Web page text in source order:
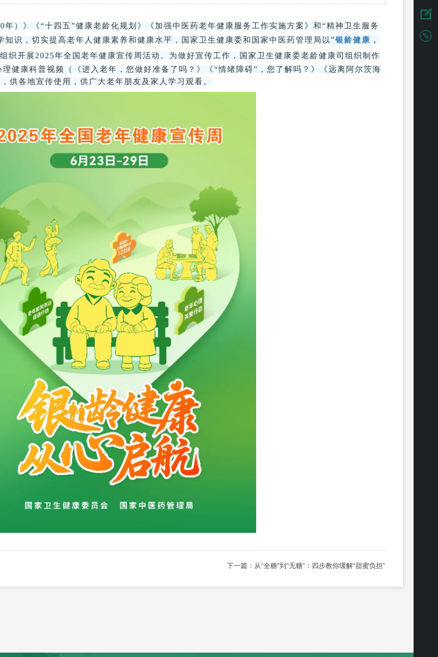
》《“十四五”健康老龄化规划》《加强中医药老年健康服务工作实施方案》和“精神卫生服务
识，切实提高老年人健康素养和健康水平，国家卫生健康委和国家中医药管理局以 “银龄健康，
织开展2025年全国老年健康宣传周活动。为做好宣传工作，国家卫生健康委老龄健康司组织制作
健康科普视频（《进入老年，您做好准备了吗？》《“情绪障碍”，您了解吗？》《远离阿尔茨海
供各地宣传使用，供广大老年朋友及家人学习观看。
下一篇： 从“全糖”到“无糖”：四步教你缓解“甜蜜负担”